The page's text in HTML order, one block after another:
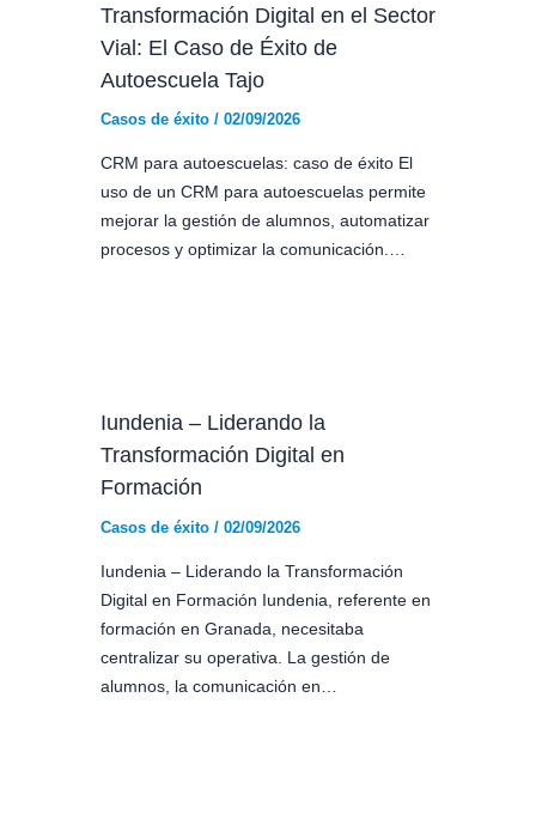
Transformación Digital en el Sector
Vial: El Caso de Éxito de
Autoescuela Tajo
Casos de éxito / 02/09/2026
CRM para autoescuelas: caso de éxito El
uso de un CRM para autoescuelas permite
mejorar la gestión de alumnos, automatizar
procesos y optimizar la comunicación.…
Iundenia – Liderando la
Transformación Digital en
Formación
Casos de éxito / 02/09/2026
Iundenia – Liderando la Transformación
Digital en Formación Iundenia, referente en
formación en Granada, necesitaba
centralizar su operativa. La gestión de
alumnos, la comunicación en…